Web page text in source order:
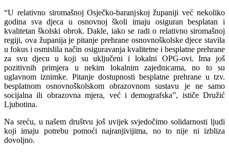
“U relativno siromašnoj Osječko-baranjskoj županiji već nekoliko
godina sva djeca u osnovnoj školi imaju osiguran besplatan i
kvalitetan školski obrok. Dakle, iako se radi o relativno siromašnoj
regiji, ova županija je pitanje prehrane osnovnoškolske djece stavila
u fokus i osmislila način osiguravanja kvalitetne i besplatne prehrane
za svu djecu u koji su uključeni i lokalni OPG-ovi. Ima još
pozitivnih primjera u nekim lokalnim zajednicama, no to su
uglavnom iznimke. Pitanje dostupnosti besplatne prehrane u tzv.
besplatnom osnovnoškolskom obrazovnom sustavu je ne samo
socijalna ili obrazovna mjera, već i demografska”, ističe Družić
Ljubotina.
Na sreću, u našem društvu još uvijek svjedočimo solidarnosti ljudi
koji imaju potrebu pomoći najranjivijima, no to nije ni izbliza
dovoljno.